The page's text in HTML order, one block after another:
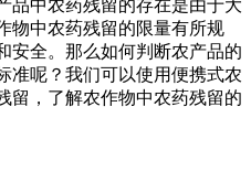
品中农药残留的存在是由于大
物中农药残留的限量有所规
安全。那么如何判断农产品的
准呢？我们可以使用便携式农
留，了解农作物中农药残留的